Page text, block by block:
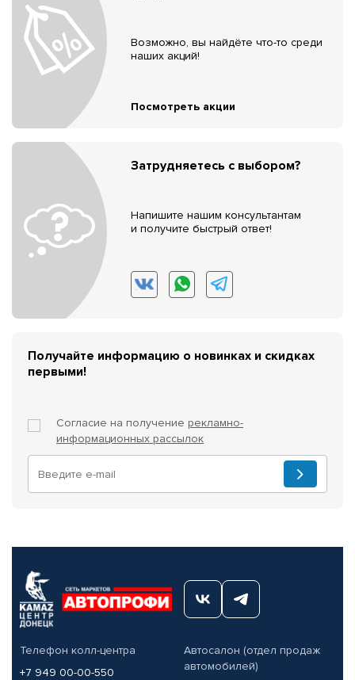
Возможно, вы найдёте что-то среди
наших акций!
Посмотреть акции
Затрудняетесь с выбором?
Напишите нашим консультантам
и получите быстрый ответ!
Получайте информацию о новинках и скидках
первыми!
Согласие на получение рекламно-
информационных рассылок
Телефон колл-центра
+7 949 00-00-550
Автосалон (отдел продаж
автомобилей)